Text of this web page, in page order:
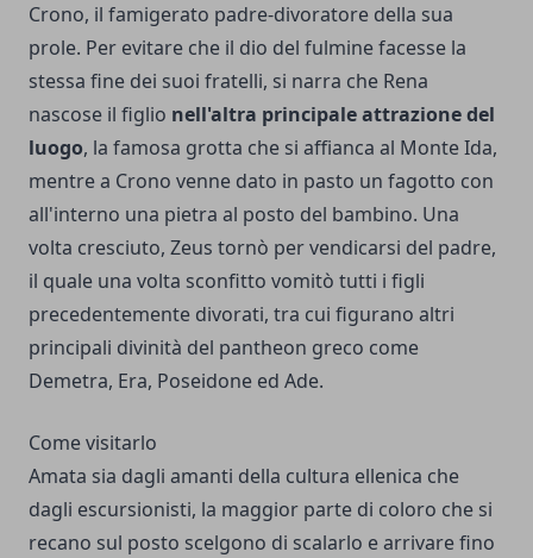
Crono, il famigerato padre-divoratore della sua
prole. Per evitare che il dio del fulmine facesse la
stessa fine dei suoi fratelli, si narra che Rena
nascose il figlio nell'altra principale attrazione del
luogo, la famosa grotta che si affianca al Monte Ida,
mentre a Crono venne dato in pasto un fagotto con
all'interno una pietra al posto del bambino. Una
volta cresciuto, Zeus tornò per vendicarsi del padre,
il quale una volta sconfitto vomitò tutti i figli
precedentemente divorati, tra cui figurano altri
principali divinità del pantheon greco come
Demetra, Era, Poseidone ed Ade.
Come visitarlo
Amata sia dagli amanti della cultura ellenica che
dagli escursionisti, la maggior parte di coloro che si
recano sul posto scelgono di scalarlo e arrivare fino